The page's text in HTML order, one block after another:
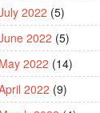
2022 (5)
2022 (5)
May 2022 (14)
2022 (9)